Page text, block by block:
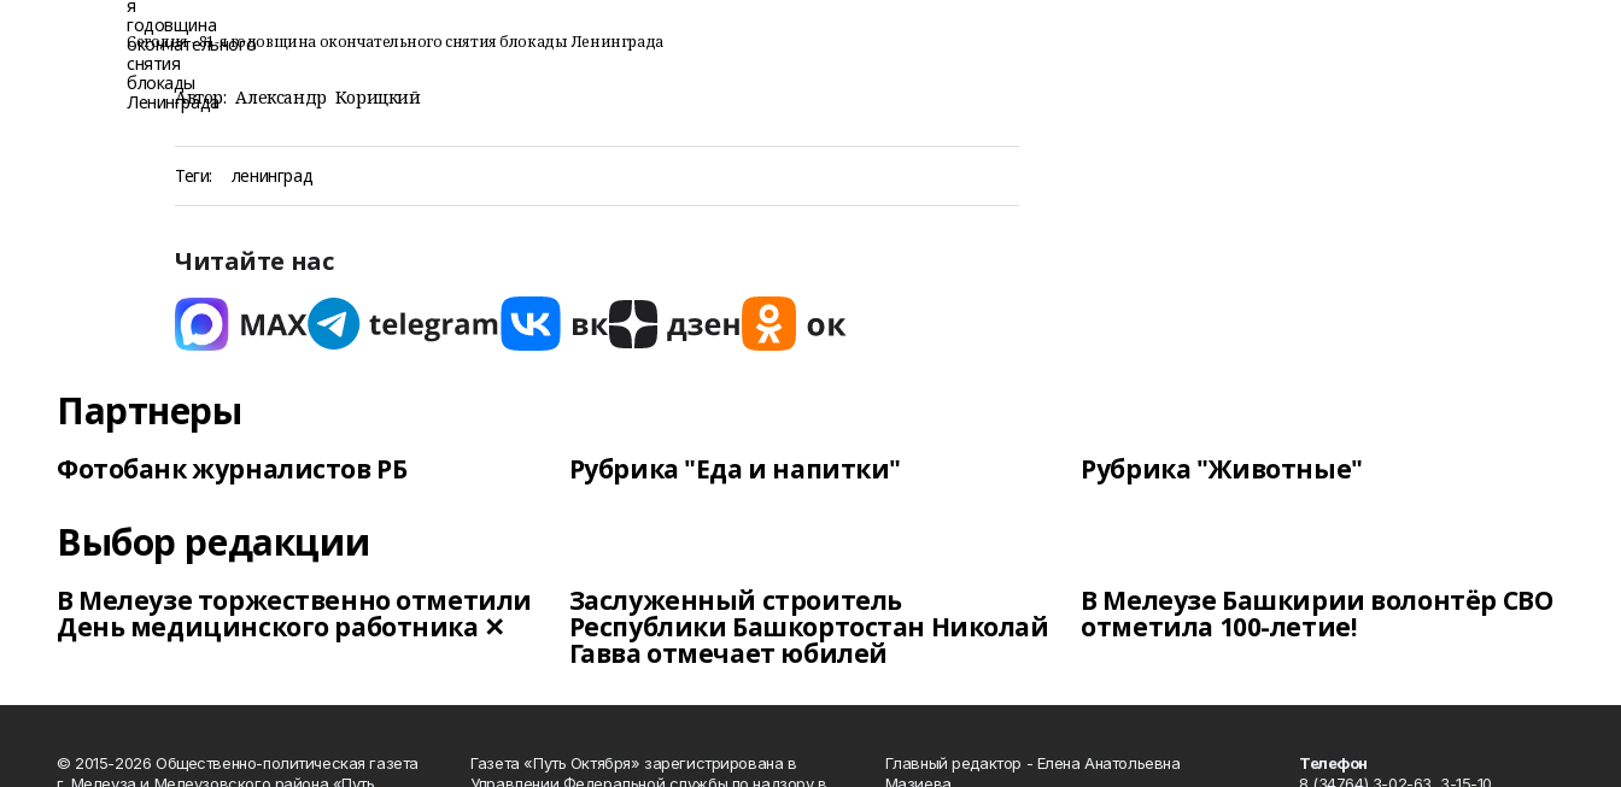
Сегодня - 81-я годовщина окончательного снятия блокады Ленинграда
Автор: Александр Корицкий
Теги: ленинград
Читайте нас
Партнеры
Фотобанк журналистов РБ Рубрика "Еда и напитки" Рубрика "Животные"
Выбор редакции
В Мелеузе торжественно отметили
День медицинского работника ✕
Заслуженный строитель
Республики Башкортостан Николай
Гавва отмечает юбилей
В Мелеузе Башкирии волонтёр СВО
отметила 100-летие!
© 2015-2026 Общественно-политическая газета
Газета «Путь Октября» зарегистрирована в
Главный редактор - Елена Анатольевна
Телефон